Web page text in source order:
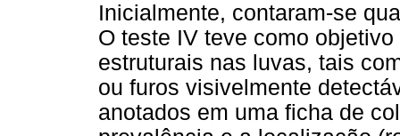
Inicialmente, contaram-se
O teste IV teve como
estruturais nas luvas, tais
ou furos visivelmente
anotados em uma ficha de